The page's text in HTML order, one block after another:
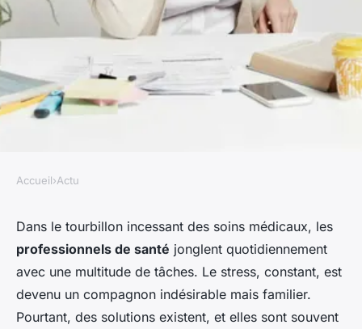
Comment les techniques de
gestion du temps peuvent-
elles réduire le stress chez les
professionnels de santé?
Accueil›Actu
Dans le tourbillon incessant des soins médicaux, les
professionnels de santé jonglent quotidiennement
avec une multitude de tâches. Le stress, constant, est
devenu un compagnon indésirable mais familier.
Pourtant, des solutions existent, et elles sont souvent